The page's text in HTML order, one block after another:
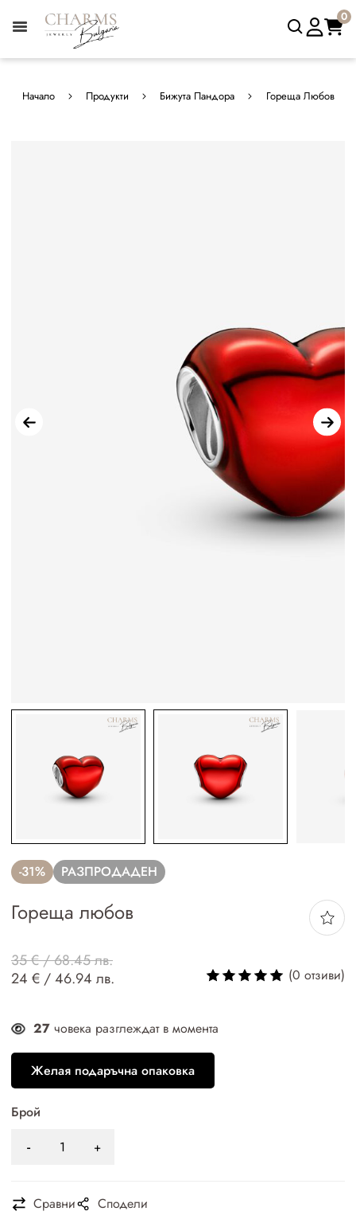
0
Начало Продукти Бижута Пандора Гореща Любов
-31% РАЗПРОДАДЕН
Гореща любов
35 € / 68.45 лв.
24 € / 46.94 лв.
(0 отзиви)
27 човека разглеждат в момента
Желая подаръчна опаковка
Брой
Сравни Сподели